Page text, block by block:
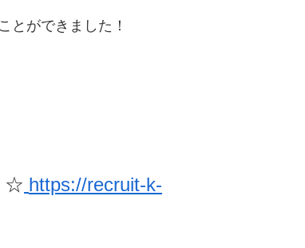
とができました！
☆ https://recruit-k-